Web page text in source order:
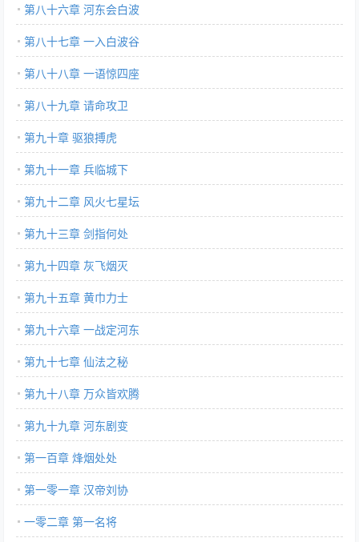
第八十六章 河东会白波
第八十七章 一入白波谷
第八十八章 一语惊四座
第八十九章 请命攻卫
第九十章 驱狼搏虎
第九十一章 兵临城下
第九十二章 风火七星坛
第九十三章 剑指何处
第九十四章 灰飞烟灭
第九十五章 黄巾力士
第九十六章 一战定河东
第九十七章 仙法之秘
第九十八章 万众皆欢腾
第九十九章 河东剧变
第一百章 烽烟处处
第一零一章 汉帝刘协
一零二章 第一名将